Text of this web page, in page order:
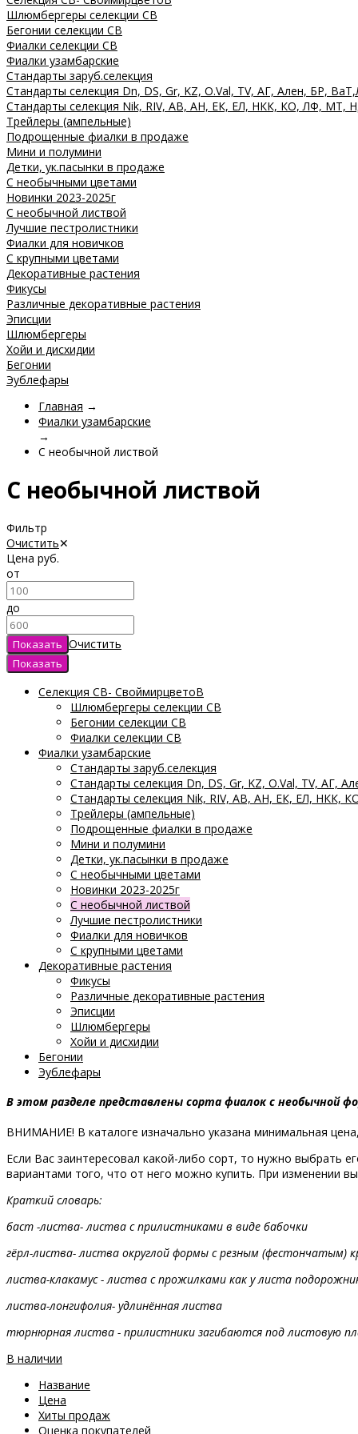
Шлюмбергеры селекции СВ
Бегонии селекции СВ
Фиалки селекции СВ
Фиалки узамбарские
Стандарты заруб.селекция
Стандарты селекция Dn, DS, Gr, KZ, O.Val, TV, АГ, Ален, БР,
Стандарты селекция Nik, RIV, АВ, АН, ЕК, ЕЛ, НКК, КО, ЛФ,
Трейлеры (ампельные)
Подрощенные фиалки в продаже
Мини и полумини
Детки, ук.пасынки в продаже
С необычными цветами
Новинки 2023-2025г
С необычной листвой
Лучшие пестролистники
Фиалки для новичков
С крупными цветами
Декоративные растения
Фикусы
Различные декоративные растения
Эписции
Шлюмбергеры
Хойи и дисхидии
Бегонии
Эублефары
Главная →
Фиалки узамбарские
→
С необычной листвой
С необычной листвой
Фильтр
Очистить✕
Цена руб.
от
до
Очистить
Селекция СВ- СвоймирцветоВ
Шлюмбергеры селекции СВ
Бегонии селекции СВ
Фиалки селекции СВ
Фиалки узамбарские
Стандарты заруб.селекция
Стандарты селекция Dn, DS, Gr, KZ, O.Val, TV, АГ,
Стандарты селекция Nik, RIV, АВ, АН, ЕК, ЕЛ,
Трейлеры (ампельные)
Подрощенные фиалки в продаже
Мини и полумини
Детки, ук.пасынки в продаже
С необычными цветами
Новинки 2023-2025г
С необычной листвой
Лучшие пестролистники
Фиалки для новичков
С крупными цветами
Декоративные растения
Фикусы
Различные декоративные растения
Эписции
Шлюмбергеры
Хойи и дисхидии
Бегонии
Эублефары
В этом разделе представлены сорта фиалок с необычной
ВНИМАНИЕ! В каталоге изначально указана минимальная
Если Вас заинтересовал какой-либо сорт, то нужно выбрать
вариантами того, что от него можно купить. При изменении
Краткий словарь:
баст -листва- листва с прилистниками в виде бабочки
гёрл-листва- листва округлой формы с резным (фестончатым)
листва-клакамус- листва с прожилками как у листа
листва-лонгифолия- удлинённая листва
тюрнюрная листва - прилистники загибаются под листовую
В наличии
Название
Цена
Хиты продаж
Оценка покупателей